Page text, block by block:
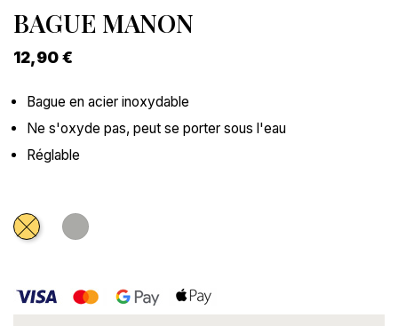
BAGUE MANON
12,90 €
Bague en acier inoxydable
Ne s'oxyde pas, peut se porter sous l'eau
Réglable
Doré Argenté